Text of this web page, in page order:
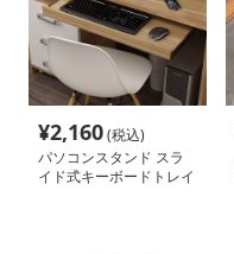
¥2,160(税込)
パソコンスタンド スラ
イド式キーボードトレイ